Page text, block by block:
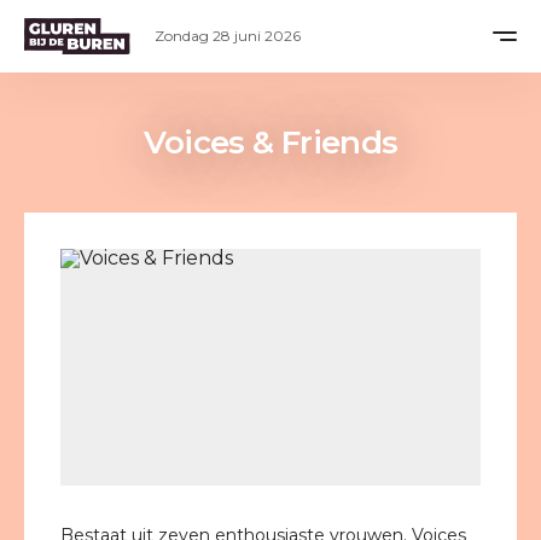
Voices & Friends
Bestaat uit zeven enthousiaste vrouwen. Voices
Zondag 28 juni 2026